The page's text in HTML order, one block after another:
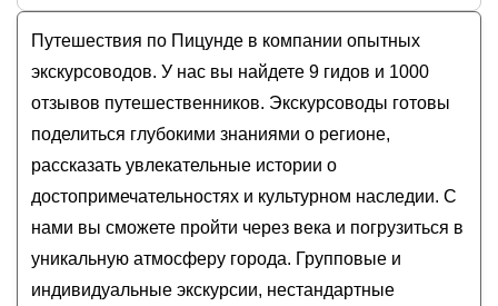
Из Пицунды — в Новый Афон!
Джиппинг к водопадам и озёрам Абхазии — из
Пицунды
Гагра и озеро Рица (из Пицунды)
Екатерина
Марина
Рашид
Ирина
сентябрь 2026года от 800до 25 000 RUB
Путешествия по Пицунде в компании опытных
экскурсоводов. У нас вы найдете 9 гидов и 1000
отзывов путешественников. Экскурсоводы готовы
поделиться глубокими знаниями о регионе,
рассказать увлекательные истории о
достопримечательностях и культурном наследии. С
нами вы сможете пройти через века и погрузиться в
уникальную атмосферу города. Групповые и
индивидуальные экскурсии, нестандартные